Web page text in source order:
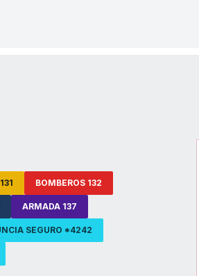
BOMBEROS 132
ARMADA 137
SEGURO *4242